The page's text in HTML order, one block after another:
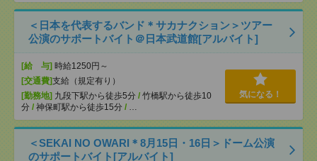
＜日本を代表するバンド＊サカナクション＞ツアー
公演のサポートバイト＠日本武道館[アルバイト]
[給 与] 時給1250円～
[交通費]支給（規定有り）
[勤務地] 九段下駅から徒歩5分 / 竹橋駅から徒歩10
分 / 神保町駅から徒歩15分 / …
気になる！
＜SEKAI NO OWARI＊8月15日・16日＞ドーム公演
のサポートバイト[アルバイト]